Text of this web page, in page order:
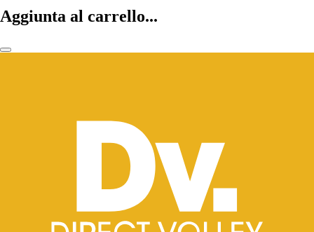
Aggiunta al carrello...